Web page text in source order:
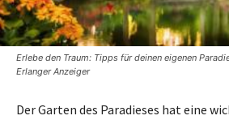
Erlebe den Traum: Tipps für deinen eigenen
Erlanger Anzeiger
Der Garten des Paradieses hat eine